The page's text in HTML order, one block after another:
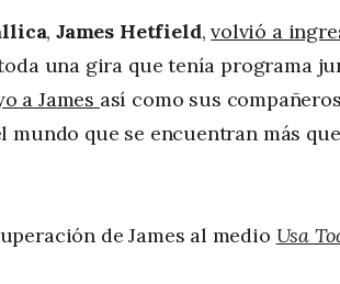
,James Hetfield,volvió a
una gira que tenía programa
a James así como sus
que se encuentran más
de James al medio Usa